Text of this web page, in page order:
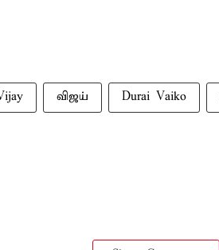
விஜய் Durai Vaiko